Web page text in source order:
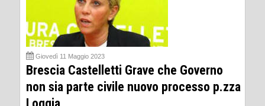
Giovedì 11 Maggio 2023
Brescia Castelletti Grave che Governo
non sia parte civile nuovo processo p.zza